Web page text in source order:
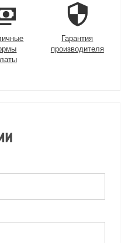
Гарантия
производителя